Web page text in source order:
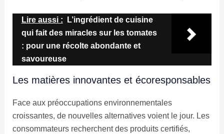
Lire aussi :
L’ingrédient de cuisine
qui fait des miracles sur les tomates
: pour une récolte abondante et
savoureuse
Les matières innovantes et écoresponsables
Face aux préoccupations environnementales
croissantes, de nouvelles alternatives voient le jour. Les
consommateurs recherchent des produits certifiés,